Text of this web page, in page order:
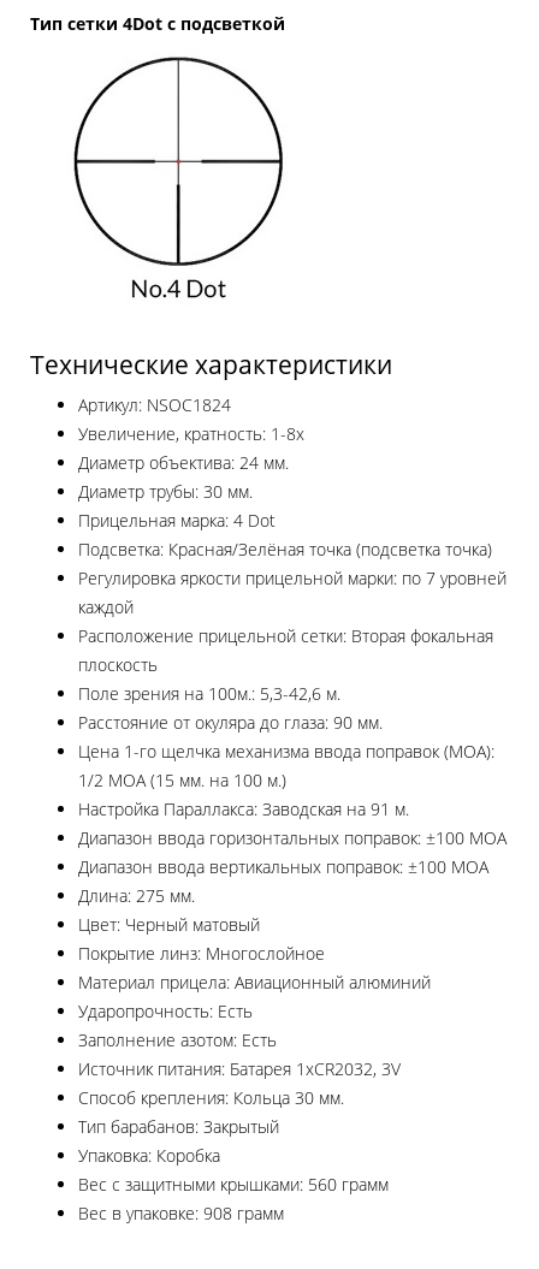
Тип сетки 4Dot с подсветкой
Технические характеристики
Артикул: NSOC1824
Увеличение, кратность: 1-8х
Диаметр объектива: 24 мм.
Диаметр трубы: 30 мм.
Прицельная марка: 4 Dot
Подсветка: Красная/Зелёная точка (подсветка точка)
Регулировка яркости прицельной марки: по 7 уровней
каждой
Расположение прицельной сетки: Вторая фокальная
плоскость
Поле зрения на 100м.: 5,3-42,6 м.
Расстояние от окуляра до глаза: 90 мм.
Цена 1-го щелчка механизма ввода поправок (МОА):
1/2 МОА (15 мм. на 100 м.)
Настройка Параллакса: Заводская на 91 м.
Диапазон ввода горизонтальных поправок: ±100 МОА
Диапазон ввода вертикальных поправок: ±100 МОА
Длина: 275 мм.
Цвет: Черный матовый
Покрытие линз: Многослойное
Материал прицела: Авиационный алюминий
Ударопрочность: Есть
Заполнение азотом: Есть
Источник питания: Батарея 1хCR2032, 3V
Способ крепления: Кольца 30 мм.
Тип барабанов: Закрытый
Упаковка: Коробка
Вес с защитными крышками: 560 грамм
Вес в упаковке: 908 грамм